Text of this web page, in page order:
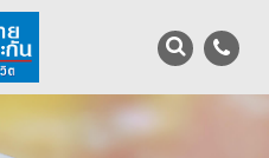
TH EN